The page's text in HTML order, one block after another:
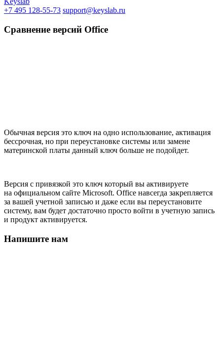
+7 495 128-55-73 support@keyslab.ru
Сравнение версий Office
Обычная версия это ключ на одно использование, активация
бессрочная, но при переустановке системы или замене
материнской платы данный ключ больше не подойдет.
Версия с привязкой это ключ который вы активируете
на официальном сайте Microsoft. Office навсегда закрепляется
за вашей учетной записью и даже если вы переустановите
систему, вам будет достаточно просто войти в учетную запись
и продукт активируется.
Напишите нам